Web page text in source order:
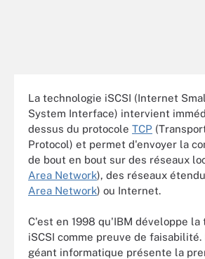
La technologie iSCSI (Internet
System Interface) intervient
dessus du protocole TCP
Protocol) et permet d'envoyer la
de bout en bout sur des réseaux
Area Network), des réseaux
Area Network) ou Internet.
C'est en 1998 qu'IBM développe la
iSCSI comme preuve de faisabilité.
géant informatique présente la